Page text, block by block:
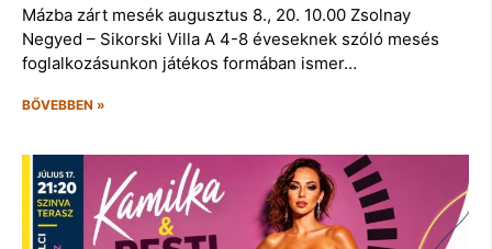
Mázba zárt mesék augusztus 8., 20. 10.00 Zsolnay
Negyed – Sikorski Villa A 4-8 éveseknek szóló mesés
foglalkozásunkon játékos formában ismer…
BŐVEBBEN »